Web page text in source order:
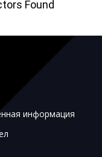
информация